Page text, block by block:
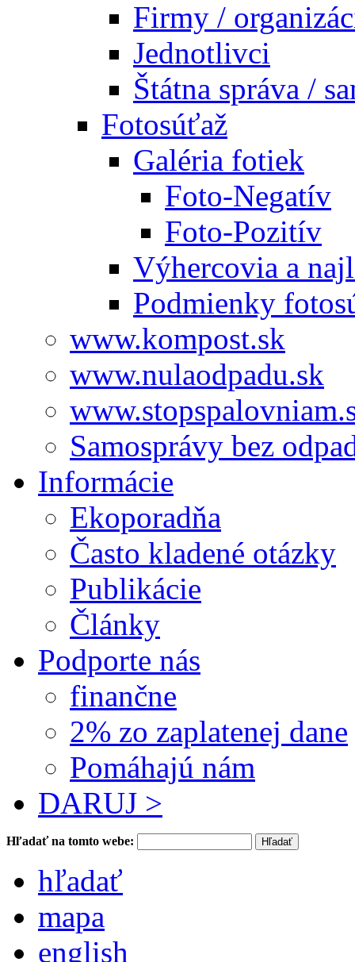
Firmy /
Jednotlivci
Štátna správa /
Fotosúťaž
Galéria fotiek
Foto-Negatív
Foto-Pozitív
Výhercovia a
Podmienky
www.kompost.sk
www.nulaodpadu.sk
Samosprávy bez
Informácie
Ekoporadňa
Často kladené otázky
Publikácie
Články
Podporte nás
finančne
2% zo zaplatenej dane
Pomáhajú nám
DARUJ >
Hľadať na tomto webe:
hľadať
mapa
english